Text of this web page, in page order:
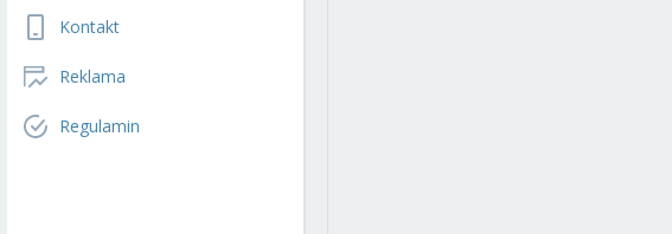
Kontakt
Reklama
Regulamin